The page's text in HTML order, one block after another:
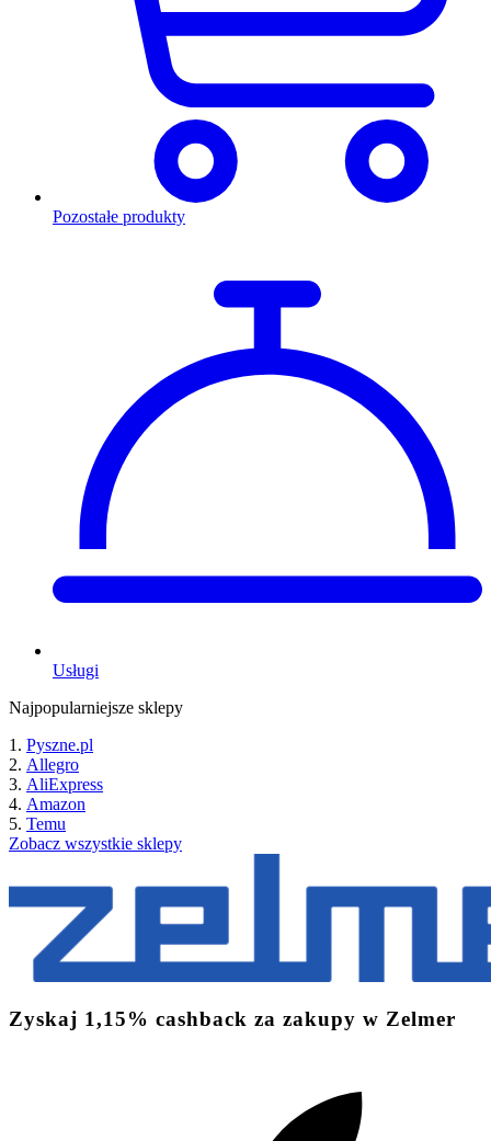
Pozostałe produkty
Usługi
Najpopularniejsze sklepy
Pyszne.pl
Allegro
AliExpress
Amazon
Temu
Zobacz wszystkie sklepy
Zyskaj 1,15% cashback za zakupy w Zelmer